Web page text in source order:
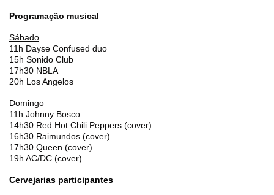
Programação musical
Sábado
11h Dayse Confused duo
15h Sonido Club
17h30 NBLA
20h Los Angelos
Domingo
11h Johnny Bosco
14h30 Red Hot Chili Peppers (cover)
16h30 Raimundos (cover)
17h30 Queen (cover)
19h AC/DC (cover)
Cervejarias participantes